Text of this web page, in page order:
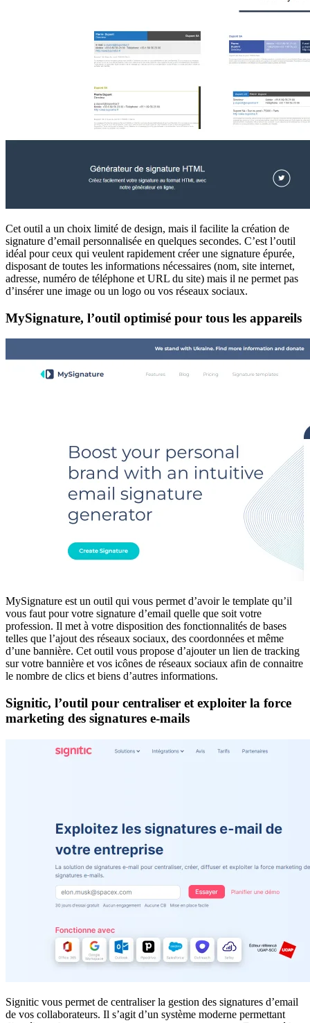
Cet outil a un choix limité de design, mais il facilite la création de
signature d’email personnalisée en quelques secondes. C’est l’outil
idéal pour ceux qui veulent rapidement créer une signature épurée,
disposant de toutes les informations nécessaires (nom, site internet,
adresse, numéro de téléphone et URL du site) mais il ne permet pas
d’insérer une image ou un logo ou vos réseaux sociaux.
MySignature, l’outil optimisé pour tous les appareils
MySignature est un outil qui vous permet d’avoir le template qu’il
vous faut pour votre signature d’email quelle que soit votre
profession. Il met à votre disposition des fonctionnalités de bases
telles que l’ajout des réseaux sociaux, des coordonnées et même
d’une bannière. Cet outil vous propose d’ajouter un lien de tracking
sur votre bannière et vos icônes de réseaux sociaux afin de connaitre
le nombre de clics et biens d’autres informations.
Signitic, l’outil pour centraliser et exploiter la force
marketing des signatures e-mails
Signitic vous permet de centraliser la gestion des signatures d’email
de vos collaborateurs. Il s’agit d’un système moderne permettant